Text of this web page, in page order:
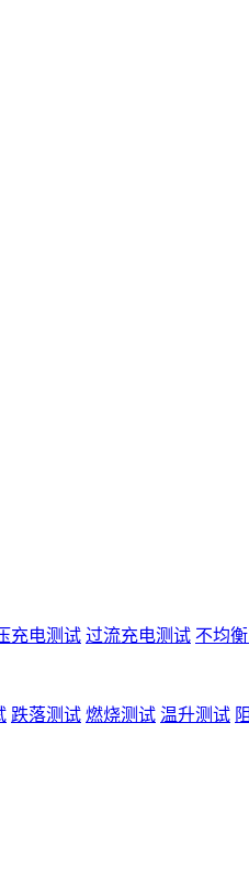
充电测试 过流充电测试 不均
跌落测试 燃烧测试 温升测试